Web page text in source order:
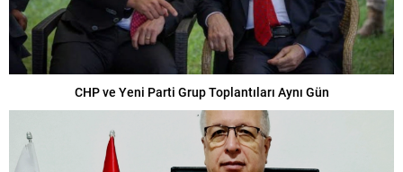
CHP ve Yeni Parti Grup Toplantıları Aynı Gün